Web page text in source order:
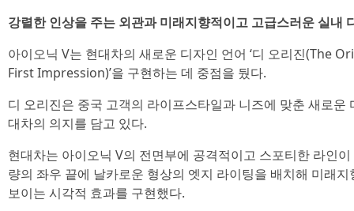
강렬한 인상을 주는 외관과 미래지향적이고 고급스러운 실내
아이오닉 V는 현대차의 새로운 디자인 언어 ‘디 오리진(The
First Impression)’을 구현하는 데 중점을 뒀다.
디 오리진은 중국 고객의 라이프스타일과 니즈에 맞춘 새로
대차의 의지를 담고 있다.
현대차는 아이오닉 V의 전면부에 공격적이고 스포티한 라인
량의 좌우 끝에 날카로운 형상의 엣지 라이팅을 배치해 미래
보이는 시각적 효과를 구현했다.